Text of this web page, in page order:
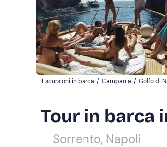
Escursioni in barca / Campania / Golfo di
Tour in barca
Sorrento, Napoli